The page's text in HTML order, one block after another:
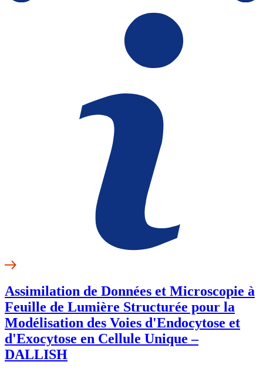
Assimilation de Données et Microscopie à
Feuille de Lumière Structurée pour la
Modélisation des Voies d'Endocytose et
d'Exocytose en Cellule Unique –
DALLISH